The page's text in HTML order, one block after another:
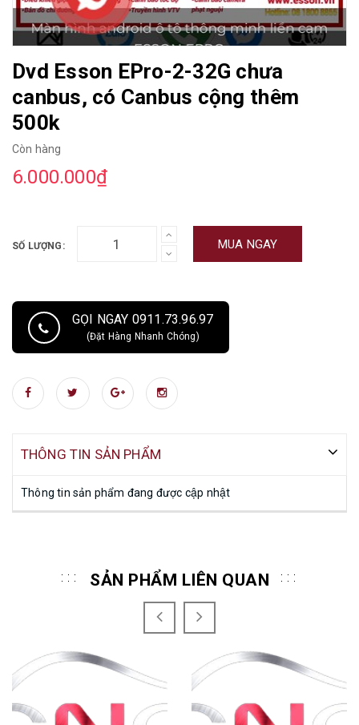
Dvd Esson EPro-2-32G chưa
canbus, có Canbus cộng thêm
500k
Còn hàng
6.000.000₫
SỐ LƯỢNG: MUA NGAY
GỌI NGAY 0911.73.96.97
(Đặt Hàng Nhanh Chóng)
THÔNG TIN SẢN PHẨM
Thông tin sản phẩm đang được cập nhật
SẢN PHẨM LIÊN QUAN